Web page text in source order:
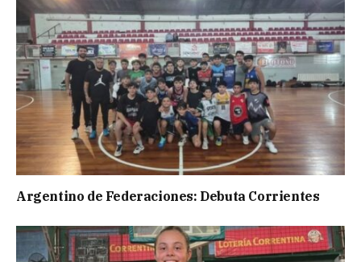
Argentino de Federaciones: Debuta Corrientes